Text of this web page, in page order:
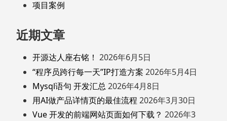
项目案例
近期文章
开源达人座右铭！ 2026年6月5日
“程序员跨行每一天”IP打造方案 2026年5月4日
Mysql语句 开发汇总 2026年4月8日
用AI做产品详情页的最佳流程 2026年3月30日
Vue 开发的前端网站页面如何下载？ 2026年3